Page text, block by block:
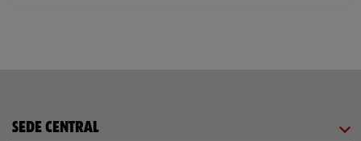
SEDE CENTRAL